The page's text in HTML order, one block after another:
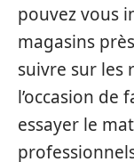
pouvez vous
magasins
suivre sur les
l’occasion
essayer le